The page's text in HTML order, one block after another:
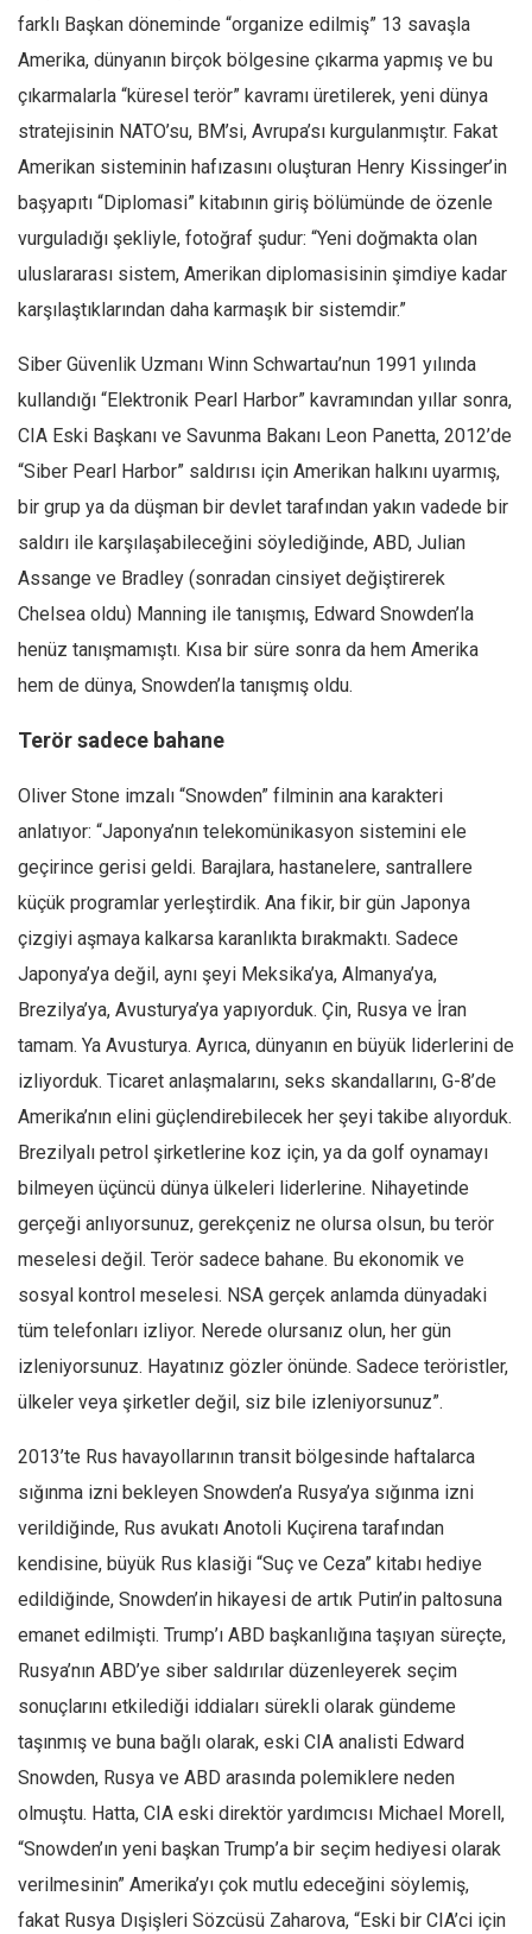
Hayat
Türkiye
Siyaset
Dünya
Asya
Afrika
İslam Dünyası
Düşünce
Dosyalar
farklı Başkan döneminde “organize edilmiş” 13 savaşla
Amerika, dünyanın birçok bölgesine çıkarma yapmış ve bu
çıkarmalarla “küresel terör” kavramı üretilerek, yeni dünya
stratejisinin NATO’su, BM’si, Avrupa’sı kurgulanmıştır. Fakat
Amerikan sisteminin hafızasını oluşturan Henry Kissinger’in
başyapıtı “Diplomasi” kitabının giriş bölümünde de özenle
vurguladığı şekliyle, fotoğraf şudur: “Yeni doğmakta olan
uluslararası sistem, Amerikan diplomasisinin şimdiye kadar
karşılaştıklarından daha karmaşık bir sistemdir.”
Siber Güvenlik Uzmanı Winn Schwartau’nun 1991 yılında
kullandığı “Elektronik Pearl Harbor” kavramından yıllar sonra,
CIA Eski Başkanı ve Savunma Bakanı Leon Panetta, 2012’de
“Siber Pearl Harbor” saldırısı için Amerikan halkını uyarmış,
bir grup ya da düşman bir devlet tarafından yakın vadede bir
saldırı ile karşılaşabileceğini söylediğinde, ABD, Julian
Assange ve Bradley (sonradan cinsiyet değiştirerek
Chelsea oldu) Manning ile tanışmış, Edward Snowden’la
henüz tanışmamıştı. Kısa bir süre sonra da hem Amerika
hem de dünya, Snowden’la tanışmış oldu.
Terör sadece bahane
Oliver Stone imzalı “Snowden” filminin ana karakteri
anlatıyor: “Japonya’nın telekomünikasyon sistemini ele
geçirince gerisi geldi. Barajlara, hastanelere, santrallere
küçük programlar yerleştirdik. Ana fikir, bir gün Japonya
çizgiyi aşmaya kalkarsa karanlıkta bırakmaktı. Sadece
Japonya’ya değil, aynı şeyi Meksika’ya, Almanya’ya,
Brezilya’ya, Avusturya’ya yapıyorduk. Çin, Rusya ve İran
tamam. Ya Avusturya. Ayrıca, dünyanın en büyük liderlerini de
izliyorduk. Ticaret anlaşmalarını, seks skandallarını, G-8’de
Amerika’nın elini güçlendirebilecek her şeyi takibe alıyorduk.
Brezilyalı petrol şirketlerine koz için, ya da golf oynamayı
bilmeyen üçüncü dünya ülkeleri liderlerine. Nihayetinde
gerçeği anlıyorsunuz, gerekçeniz ne olursa olsun, bu terör
meselesi değil. Terör sadece bahane. Bu ekonomik ve
sosyal kontrol meselesi. NSA gerçek anlamda dünyadaki
tüm telefonları izliyor. Nerede olursanız olun, her gün
izleniyorsunuz. Hayatınız gözler önünde. Sadece teröristler,
ülkeler veya şirketler değil, siz bile izleniyorsunuz”.
2013’te Rus havayollarının transit bölgesinde haftalarca
sığınma izni bekleyen Snowden’a Rusya’ya sığınma izni
verildiğinde, Rus avukatı Anotoli Kuçirena tarafından
kendisine, büyük Rus klasiği “Suç ve Ceza” kitabı hediye
edildiğinde, Snowden’in hikayesi de artık Putin’in paltosuna
emanet edilmişti. Trump’ı ABD başkanlığına taşıyan süreçte,
Rusya’nın ABD’ye siber saldırılar düzenleyerek seçim
sonuçlarını etkilediği iddiaları sürekli olarak gündeme
taşınmış ve buna bağlı olarak, eski CIA analisti Edward
Snowden, Rusya ve ABD arasında polemiklere neden
olmuştu. Hatta, CIA eski direktör yardımcısı Michael Morell,
“Snowden’ın yeni başkan Trump’a bir seçim hediyesi olarak
verilmesinin” Amerika’yı çok mutlu edeceğini söylemiş,
fakat Rusya Dışişleri Sözcüsü Zaharova, “Eski bir CIA’ci için